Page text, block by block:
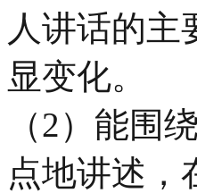
人讲话的
显变化。
（2）能围
点地讲述，